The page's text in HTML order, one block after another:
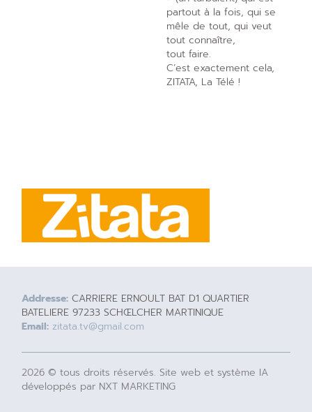
partout à la fois, qui se
mêle de tout, qui veut
tout connaître,
tout faire.
C’est exactement cela,
ZITATA, La Télé !
Addresse: CARRIERE ERNOULT BAT D1 QUARTIER
BATELIERE 97233 SCHŒLCHER MARTINIQUE
Email: zitata.tv@gmail.com
2026 © tous droits réservés. Site web et système IA
développés par NXT MARKETING